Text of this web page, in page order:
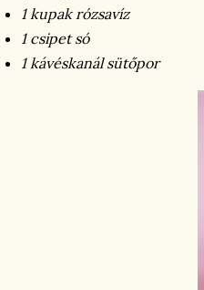
1 kupak rózsavíz
1 csipet só
1 kávéskanál sütőpor